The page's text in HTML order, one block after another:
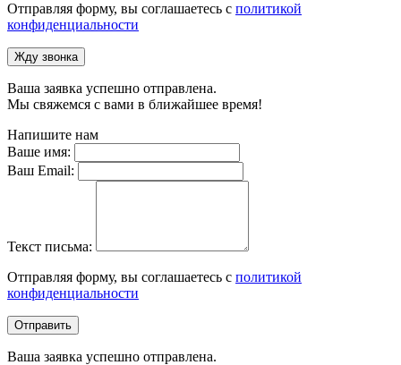
Отправляя форму, вы соглашаетесь с политикой
конфиденциальности
Жду звонка
Ваша заявка успешно отправлена.
Мы свяжемся с вами в ближайшее время!
Напишите нам
Ваше имя:
Ваш Email:
Текст письма:
Отправляя форму, вы соглашаетесь с политикой
конфиденциальности
Отправить
Ваша заявка успешно отправлена.